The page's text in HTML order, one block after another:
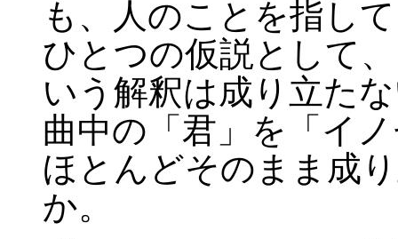
も、人のことを指し
ひとつの仮説として
いう解釈は成り立た
曲中の「君」を「イ
ほとんどそのまま成
か。